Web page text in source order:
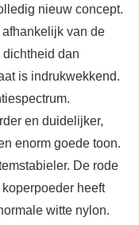
nieuw concept.
van de
dan
is indrukwekkend.
en duidelijker,
enorm goede toon.
De rode
heeft
witte nylon.